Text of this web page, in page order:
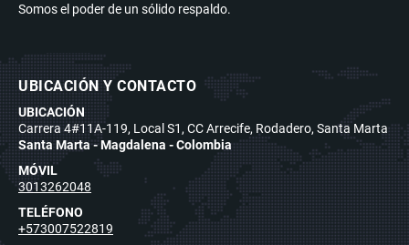
Somos el poder de un sólido respaldo.
UBICACIÓN Y CONTACTO
UBICACIÓN
Carrera 4#11A-119, Local S1, CC Arrecife, Rodadero, Santa Marta
Santa Marta - Magdalena - Colombia
MÓVIL
3013262048
TELÉFONO
+573007522819